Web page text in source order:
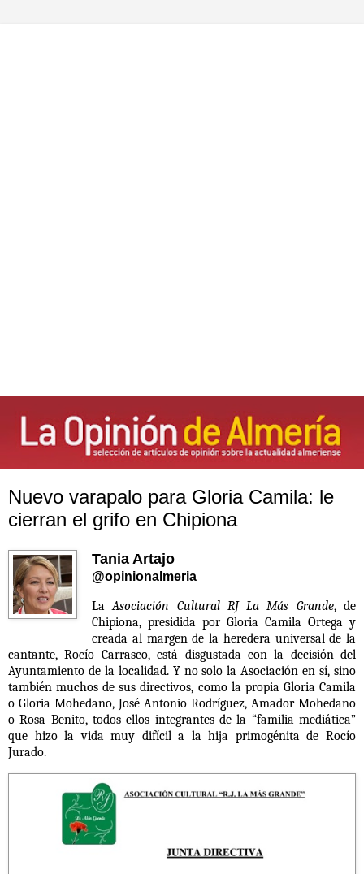
Nuevo varapalo para Gloria Camila: le
cierran el grifo en Chipiona
Tania Artajo
@opinionalmeria
LaAsociación Cultural RJ La Más Grande, de
Chipiona, presidida por Gloria Camila Ortega y
creada al margen de la heredera universal de la
cantante, Rocío Carrasco, está disgustada con la decisión del
Ayuntamiento de la localidad. Y no solo la Asociación en sí, sino
también muchos de sus directivos, como la propia Gloria Camila
o Gloria Mohedano, José Antonio Rodríguez, Amador Mohedano
o Rosa Benito, todos ellos integrantes de la “familia mediática”
que hizo la vida muy difícil a la hija primogénita de Rocío
Jurado.